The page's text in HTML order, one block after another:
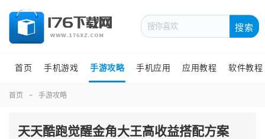
搜索
首页 手机游戏 手游攻略 手机应用 应用教程 软件教程
首页 手游攻略
天天酷跑觉醒金角大王高收益搭配方案